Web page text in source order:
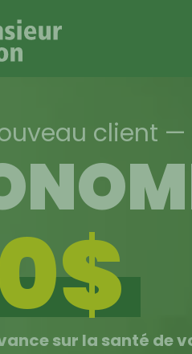
client —
sur la santé de